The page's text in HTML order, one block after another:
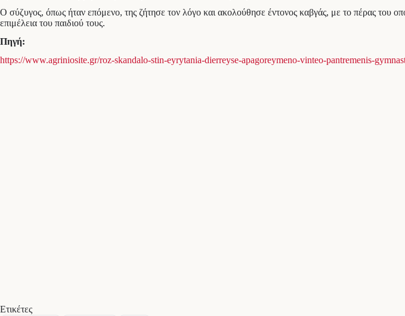
Ο σύζυγος, όπως ήταν επόμενο, της ζήτησε τον λόγο και ακολούθησε έντονος καβγάς, με το πέρας του
επιμέλεια του παιδιού τους.
Πηγή:
https://www.agriniosite.gr/roz-skandalo-stin-eyrytania-dierreyse-apagoreymeno-vinteo-pantremenis-
Ετικέτες